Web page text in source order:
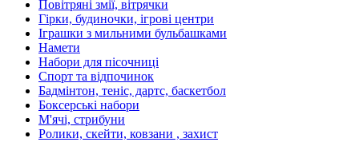
Повітряні змії, вітрячки
Гірки, будиночки, ігрові центри
Іграшки з мильними бульбашками
Намети
Набори для пісочниці
Спорт та відпочинок
Бадмінтон, теніс, дартс, баскетбол
Боксерські набори
М'ячі, стрибуни
Ролики, скейти, ковзани , захист